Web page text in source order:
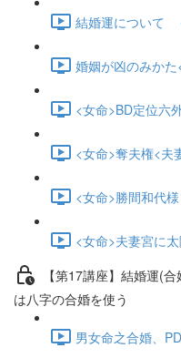
結婚運について
婚姻が凶のみか
<女命>BD定位六
<女命>奪夫権<夫
<女命>勝間和代
<女命>夫妻宮に
【第17講座】結婚運(
は八字の合婚を使う
男女命之合婚、